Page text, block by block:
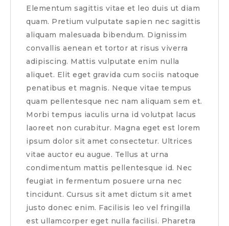
Elementum sagittis vitae et leo duis ut diam
quam. Pretium vulputate sapien nec sagittis
aliquam malesuada bibendum. Dignissim
convallis aenean et tortor at risus viverra
adipiscing. Mattis vulputate enim nulla
aliquet. Elit eget gravida cum sociis natoque
penatibus et magnis. Neque vitae tempus
quam pellentesque nec nam aliquam sem et.
Morbi tempus iaculis urna id volutpat lacus
laoreet non curabitur. Magna eget est lorem
ipsum dolor sit amet consectetur. Ultrices
vitae auctor eu augue. Tellus at urna
condimentum mattis pellentesque id. Nec
feugiat in fermentum posuere urna nec
tincidunt. Cursus sit amet dictum sit amet
justo donec enim. Facilisis leo vel fringilla
est ullamcorper eget nulla facilisi. Pharetra